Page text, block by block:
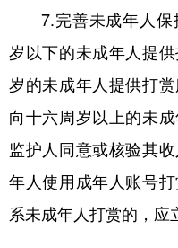
7.完善未成年人保
岁以下的未成年人提
岁的未成年人提供打
向十六周岁以上的未
监护人同意或核验其
年人使用成年人账号
系未成年人打赏的，应